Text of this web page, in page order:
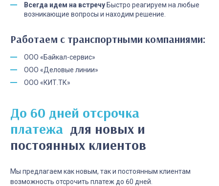
Всегда идем на встречу Быстро реагируем на любые
возникающие вопросы и находим решение.
Работаем с транспортными компаниями:
ООО «Байкал-сервис»
ООО «Деловые линии»
ООО «КИТ.ТК»
До 60 дней отсрочка
платежа для новых и
постоянных клиентов
Мы предлагаем как новым, так и постоянным клиентам
возможность отсрочить платеж до 60 дней.